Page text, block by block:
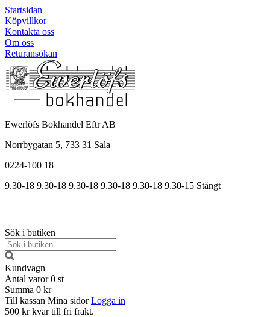
Startsidan
Köpvillkor
Kontakta oss
Om oss
Returansökan
Ewerlöfs Bokhandel Eftr AB
Norrbygatan 5, 733 31 Sala
0224-100 18
9.30-18 9.30-18 9.30-18 9.30-18 9.30-18 9.30-15 Stängt
Sök i butiken
Kundvagn
Antal varor 0 st
Summa 0 kr
Till kassan Mina sidor Logga in
500 kr kvar till fri frakt.